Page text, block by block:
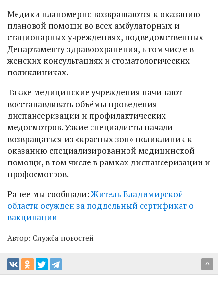
Медики планомерно возвращаются к оказанию
плановой помощи во всех амбулаторных и
стационарных учреждениях, подведомственных
Департаменту здравоохранения, в том числе в
женских консультациях и стоматологических
поликлиниках.
Также медицинские учреждения начинают
восстанавливать объёмы проведения
диспансеризации и профилактических
медосмотров. Узкие специалисты начали
возвращаться из «красных зон» поликлиник к
оказанию специализированной медицинской
помощи, в том числе в рамках диспансеризации и
профосмотров.
Ранее мы сообщали:Житель Владимирской
области осужден за поддельный сертификат о
вакцинации
Автор: Служба новостей
^